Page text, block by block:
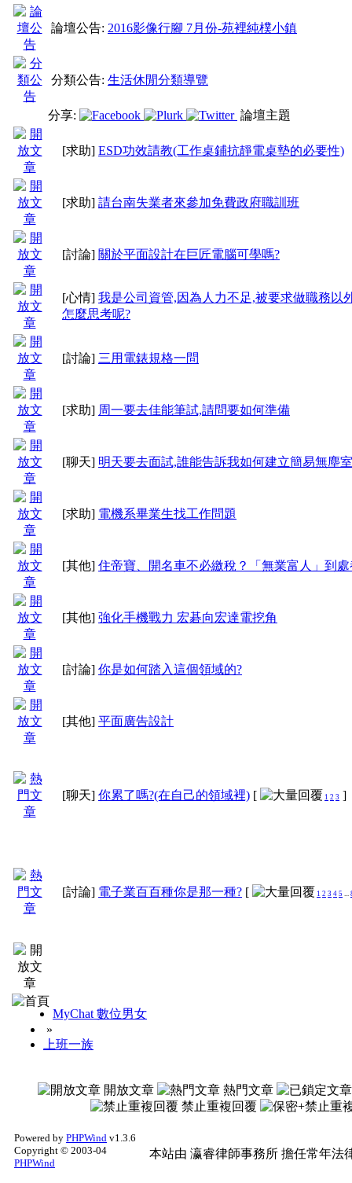
論壇公告: 2016影像行腳 7月份-苑裡純樸小鎮
分類公告: 生活休閒分類導覽
分享: 論壇主題
[求助] ESD功效請教(工作桌鋪抗靜電桌墊的必要性)
[求助] 請台南失業者來參加免費政府職訓班
[討論] 關於平面設計在巨匠電腦可學嗎?
[心情] 我是公司資管,因為人力不足,被要求做職務以
怎麼思考呢?
[討論] 三用電錶規格一問
[求助] 周一要去佳能筆試,請問要如何準備
[聊天] 明天要去面試,誰能告訴我如何建立簡易無塵
[求助] 電機系畢業生找工作問題
[其他] 住帝寶、開名車不必繳稅？「無業富人」到
[其他] 強化手機戰力 宏碁向宏達電挖角
[討論] 你是如何踏入這個領域的?
[其他] 平面廣告設計
[聊天] 你累了嗎?(在自己的領域裡) [ 1 2 3 ]
[討論] 電子業百百種你是那一種? [ 1 2 3 4 5 ...
MyChat 數位男女
»
上班一族
開放文章
熱門文章
禁止重複回覆
Powered by PHPWind v1.3.6
Copyright © 2003-04
PHPWind
本站由 瀛睿律師事務所 擔任常年法